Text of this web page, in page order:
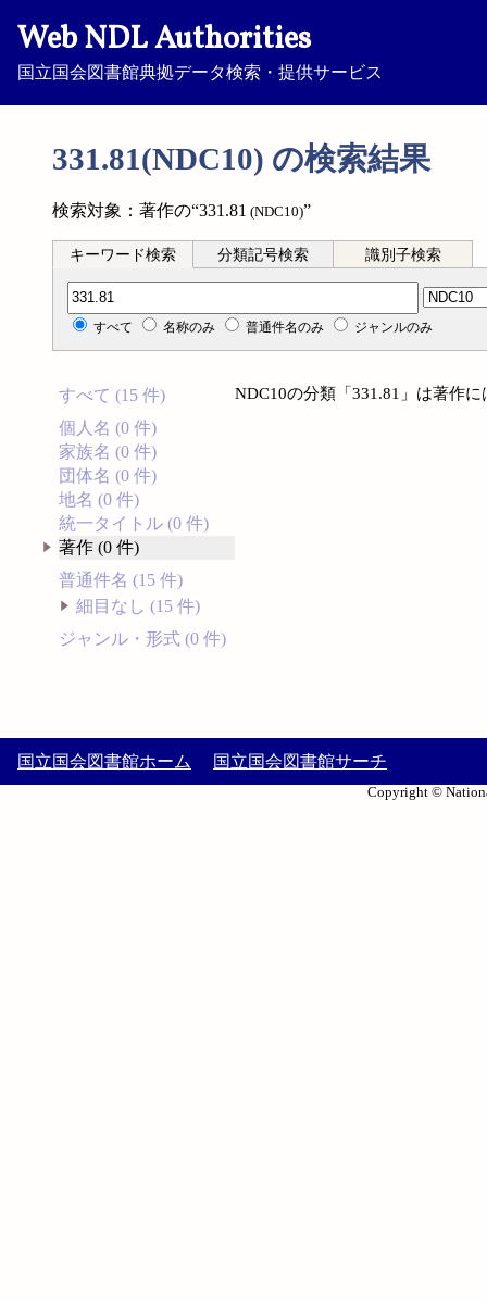
Web NDL Authorities
国立国会図書館典拠データ検索・提供サービス
331.81(NDC10) の検索結果
検索対象：著作の“331.81 (NDC10)”
キーワード検索 分類記号検索 識別子検索
分類記号検索
すべて 名称のみ 普通件名のみ ジャンルのみ
すべて (15 件)
個人名 (0 件)
家族名 (0 件)
団体名 (0 件)
地名 (0 件)
統一タイトル (0 件)
著作 (0 件)
普通件名 (15 件)
細目なし (15 件)
ジャンル・形式 (0 件)
NDC10の分類「331.81」は著作
国立国会図書館ホーム 国立国会図書館サーチ
Copyright ©